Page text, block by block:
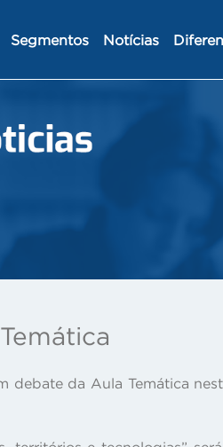
Segmentos Notícias
da Aula Temática